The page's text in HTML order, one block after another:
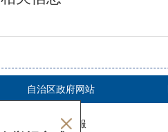
自治区政府网站
开户客服